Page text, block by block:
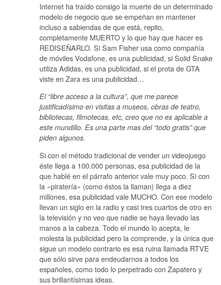
Internet ha traído consigo la muerte de un determinado
modelo de negocio que se empeñan en mantener
incluso a sabiendas de que está, repito,
completamente MUERTO y lo que hay que hacer es
REDISEÑARLO. Si Sam Fisher usa como compañía
de móviles Vodafone, es una publicidad, si Solid Snake
utiliza Adidas, es una publicidad, si el prota de GTA
viste en Zara es una publicidad…
El “libre acceso a la cultura”, que me parece
justificadísimo en visitas a museos, obras de teatro,
bibliotecas, filmotecas, etc, creo que no es aplicable a
este mundillo. Es una parte mas del “todo gratis” que
piden algunos.
Si con el método tradicional de vender un videojuego
éste llega a 100.000 personas, esa publicidad de la
que hablé en el párrafo anterior vale muy poco. Si con
la «piratería» (como éstos la llaman) llega a diez
millones, esa publicidad vale MUCHO. Con ese modelo
llevan un siglo en la radio y casi tres cuartos de otro en
la televisión y no veo que nadie se haya llevado las
manos a la cabeza. Todo el mundo lo acepta, le
molesta la publicidad pero la comprende, y la única que
sigue un modelo contrario es esa ruina llamada RTVE
que sólo sirve para endeudarnos a todos los
españoles, como todo lo perpetrado con Zapatero y
sus brillantísimas ideas.